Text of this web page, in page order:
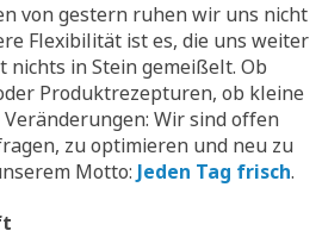
von gestern ruhen wir uns nicht
Flexibilität ist es, die uns weiter
nichts in Stein gemeißelt. Ob
Produktrezepturen, ob kleine
Wir sind offen
zu optimieren und neu zu
Motto: Jeden Tag frisch.